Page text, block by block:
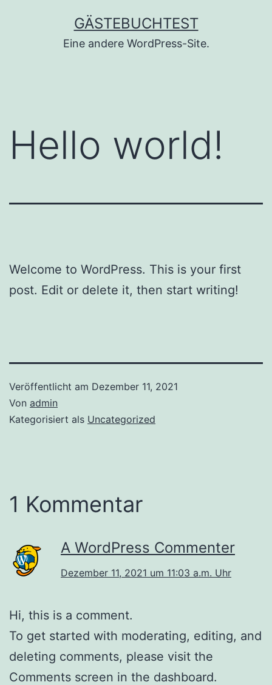
GÄSTEBUCHTEST
Eine andere WordPress-Site.
Hello world!
Welcome to WordPress. This is your first
post. Edit or delete it, then start writing!
Veröffentlicht am Dezember 11, 2021
Von admin
Kategorisiert als Uncategorized
1 Kommentar
A WordPress Commenter
Dezember 11, 2021 um 11:03 a.m. Uhr
Hi, this is a comment.
To get started with moderating, editing, and
deleting comments, please visit the
Comments screen in the dashboard.